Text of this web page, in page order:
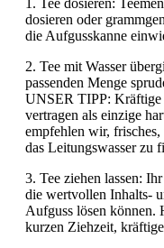
dosieren oder
die Aufgusskanne
2. Tee mit Wasser
passenden Menge
UNSER TIPP: Kräftige
vertragen als einzige
empfehlen wir,
das Leitungswasser zu
3. Tee ziehen lassen:
die wertvollen Inhalts-
Aufguss lösen können.
kurzen Ziehzeit,